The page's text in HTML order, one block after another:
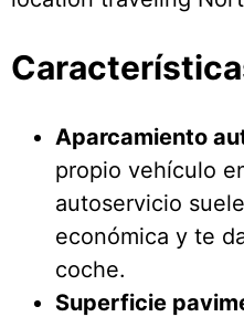
Aparcamiento
propio vehículo
autoservicio
económica y te
coche.
Superficie